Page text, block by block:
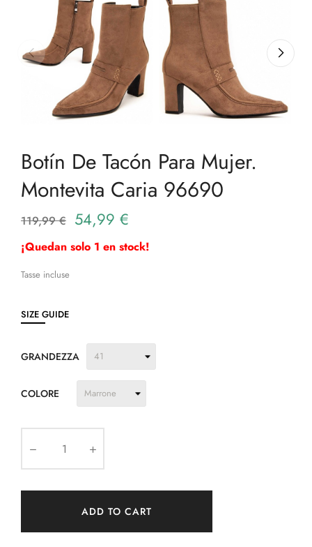
Botín De Tacón Para Mujer.
Montevita Caria 96690
119,99 € 54,99 €
¡Quedan solo 1 en stock!
Tasse incluse
SIZE GUIDE
GRANDEZZA
COLORE
ADD TO CART